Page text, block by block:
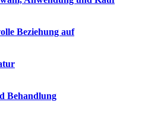
Beziehung auf
Behandlung